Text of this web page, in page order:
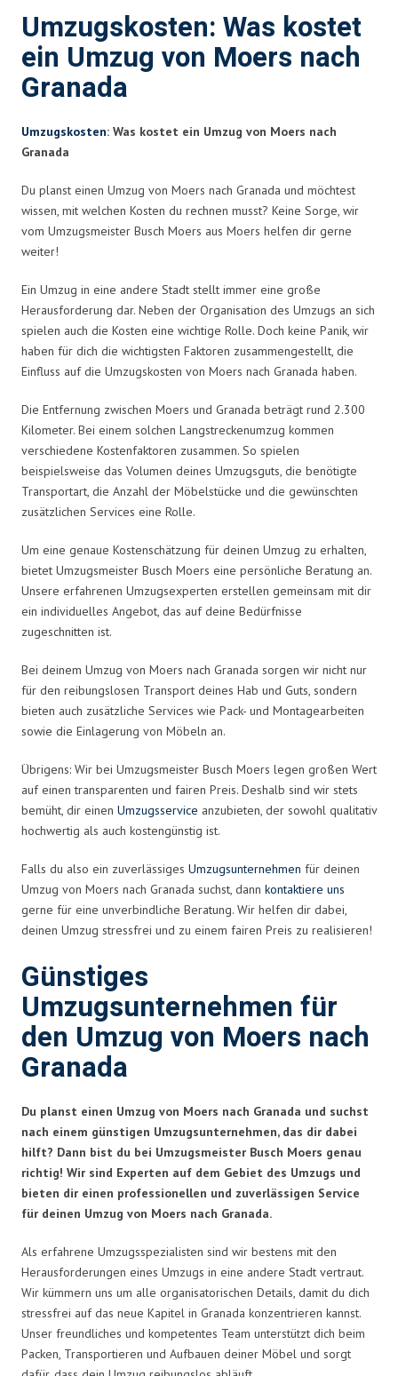
Umzugskosten: Was kostet
ein Umzug von Moers nach
Granada
Umzugskosten: Was kostet ein Umzug von Moers nach
Granada
Du planst einen Umzug von Moers nach Granada und möchtest
wissen, mit welchen Kosten du rechnen musst? Keine Sorge, wir
vom Umzugsmeister Busch Moers aus Moers helfen dir gerne
weiter!
Ein Umzug in eine andere Stadt stellt immer eine große
Herausforderung dar. Neben der Organisation des Umzugs an sich
spielen auch die Kosten eine wichtige Rolle. Doch keine Panik, wir
haben für dich die wichtigsten Faktoren zusammengestellt, die
Einfluss auf die Umzugskosten von Moers nach Granada haben.
Die Entfernung zwischen Moers und Granada beträgt rund 2.300
Kilometer. Bei einem solchen Langstreckenumzug kommen
verschiedene Kostenfaktoren zusammen. So spielen
beispielsweise das Volumen deines Umzugsguts, die benötigte
Transportart, die Anzahl der Möbelstücke und die gewünschten
zusätzlichen Services eine Rolle.
Um eine genaue Kostenschätzung für deinen Umzug zu erhalten,
bietet Umzugsmeister Busch Moers eine persönliche Beratung an.
Unsere erfahrenen Umzugsexperten erstellen gemeinsam mit dir
ein individuelles Angebot, das auf deine Bedürfnisse
zugeschnitten ist.
Bei deinem Umzug von Moers nach Granada sorgen wir nicht nur
für den reibungslosen Transport deines Hab und Guts, sondern
bieten auch zusätzliche Services wie Pack- und Montagearbeiten
sowie die Einlagerung von Möbeln an.
Übrigens: Wir bei Umzugsmeister Busch Moers legen großen Wert
auf einen transparenten und fairen Preis. Deshalb sind wir stets
bemüht, dir einen Umzugsservice anzubieten, der sowohl qualitativ
hochwertig als auch kostengünstig ist.
Falls du also ein zuverlässiges Umzugsunternehmen für deinen
Umzug von Moers nach Granada suchst, dann kontaktiere uns
gerne für eine unverbindliche Beratung. Wir helfen dir dabei,
deinen Umzug stressfrei und zu einem fairen Preis zu realisieren!
Günstiges
Umzugsunternehmen für
den Umzug von Moers nach
Granada
Du planst einen Umzug von Moers nach Granada und suchst
nach einem günstigen Umzugsunternehmen, das dir dabei
hilft? Dann bist du bei Umzugsmeister Busch Moers genau
richtig! Wir sind Experten auf dem Gebiet des Umzugs und
bieten dir einen professionellen und zuverlässigen Service
für deinen Umzug von Moers nach Granada.
Als erfahrene Umzugsspezialisten sind wir bestens mit den
Herausforderungen eines Umzugs in eine andere Stadt vertraut.
Wir kümmern uns um alle organisatorischen Details, damit du dich
stressfrei auf das neue Kapitel in Granada konzentrieren kannst.
Unser freundliches und kompetentes Team unterstützt dich beim
Packen, Transportieren und Aufbauen deiner Möbel und sorgt